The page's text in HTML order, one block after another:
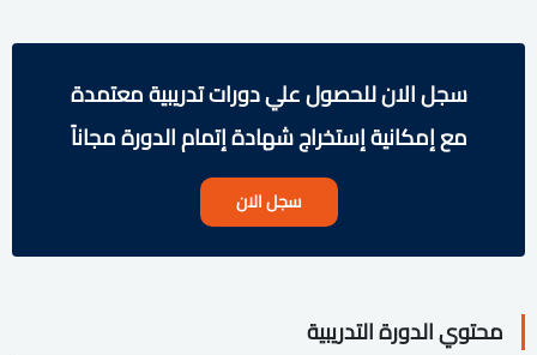
سجل الان للحصول علي دورات تدريبية معتمدة
مع إمكانية إستخراج شهادة إتمام الدورة مجاناً
سجل الان
محتوي الدورة التدريبية